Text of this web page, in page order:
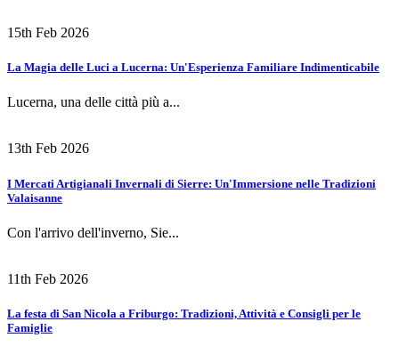
15th Feb 2026
La Magia delle Luci a Lucerna: Un'Esperienza Familiare Indimenticabile
Lucerna, una delle città più a...
13th Feb 2026
I Mercati Artigianali Invernali di Sierre: Un'Immersione nelle Tradizioni
Valaisanne
Con l'arrivo dell'inverno, Sie...
11th Feb 2026
La festa di San Nicola a Friburgo: Tradizioni, Attività e Consigli per le
Famiglie